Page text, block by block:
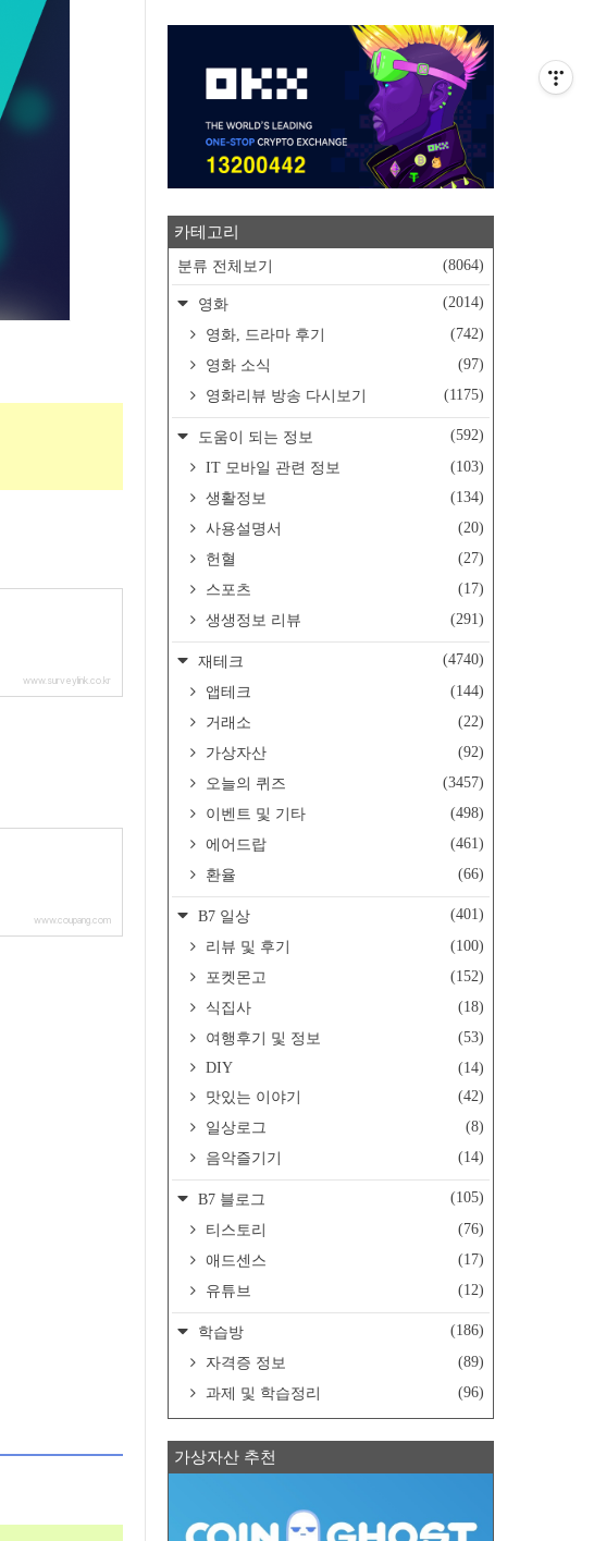
www.surveylink.co.kr
www.coupang.com
카테고리
분류 전체보기 (8064)
영화
(2014)
영화, 드라마 후기
(742)
영화 소식
(97)
영화리뷰 방송 다시보기
(1175)
도움이 되는 정보
(592)
IT 모바일 관련 정보
(103)
생활정보
(134)
사용설명서
(20)
헌혈
(27)
스포츠
(17)
생생정보 리뷰
(291)
재테크
(4740)
앱테크
(144)
거래소
(22)
가상자산
(92)
오늘의 퀴즈
(3457)
이벤트 및 기타
(498)
에어드랍
(461)
환율
(66)
B7 일상
(401)
리뷰 및 후기
(100)
포켓몬고
(152)
식집사
(18)
여행후기 및 정보
(53)
DIY
(14)
맛있는 이야기
(42)
일상로그
(8)
음악즐기기
(14)
B7 블로그
(105)
티스토리
(76)
애드센스
(17)
유튜브
(12)
학습방
(186)
자격증 정보
(89)
과제 및 학습정리
(96)
가상자산 추천